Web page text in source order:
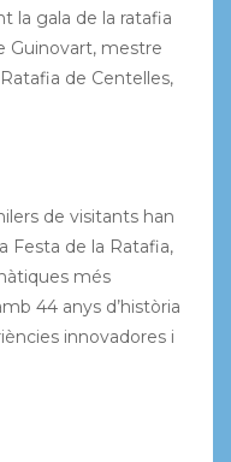
la gala de la ratafia
Guinovart, mestre
de Centelles,
de visitants han
Festa de la Ratafia,
més
44 anys d’història
innovadores i